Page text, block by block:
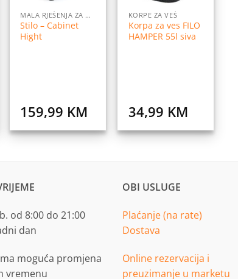
MALA RJEŠENJA ZA ODLAGANJE
Stilo – Cabinet
Hight
159,99 KM
KORPE ZA VEŠ
Korpa za ves FILO
HAMPER 55l siva
34,99 KM
od 8:00 do 21:00
dan
moguća promjena
vremenu
OBI USLUGE
Plaćanje (na rate)
Dostava
Online rezervacija i
preuzimanje u marketu